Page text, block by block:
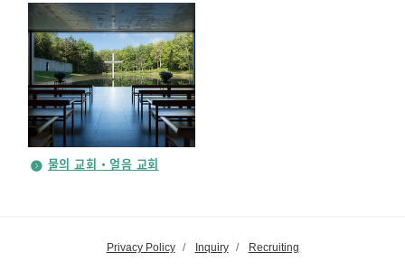
물의 교회・얼음 교회
Privacy Policy Inquiry Recruiting